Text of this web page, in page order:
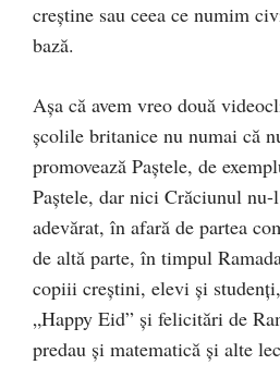
creștine sau ceea ce numim
bază.
Așa că avem vreo două
școlile britanice nu numai că
promovează Paștele, de
Paștele, dar nici Crăciunul nu-
adevărat, în afară de partea
de altă parte, în timpul
copiii creștini, elevi și
„Happy Eid” și felicitări de
predau și matematică și alte